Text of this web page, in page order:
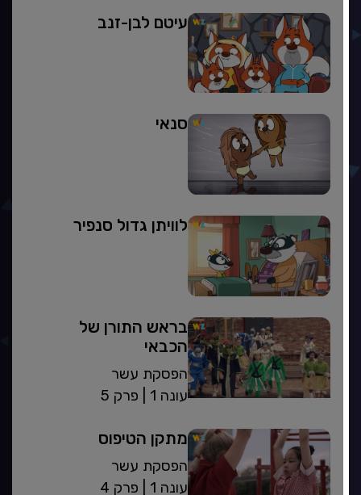
עיטם לבן-זנב
סנאי
לוויתן גדול סנפיר
בראש התורן של
הכבאי
הפסקת עשר
פרק 5
| עונה 1
מתקן הטיפוס
הפסקת עשר
פרק 4
| עונה 1